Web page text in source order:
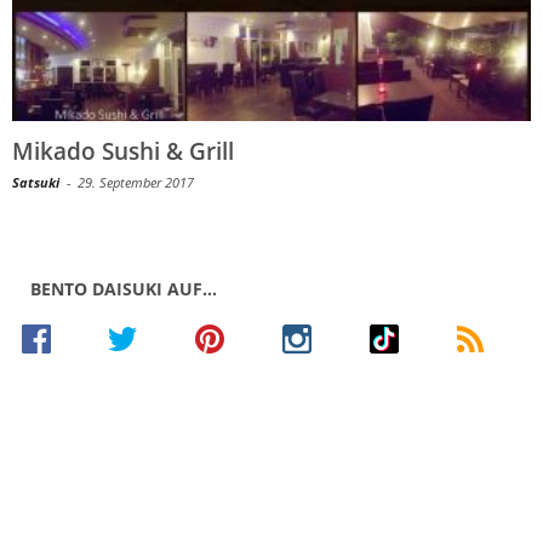
Mikado Sushi & Grill
Satsuki - 29. September 2017
BENTO DAISUKI AUF…